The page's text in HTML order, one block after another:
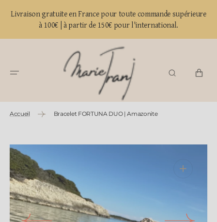
CONTENU
Livraison gratuite en France pour toute commande supérieure
à 100€ | à partir de 150€ pour l'international.
PANIER
Accueil Bracelet FORTUNA DUO | Amazonite